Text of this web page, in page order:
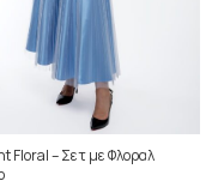
Floral – Σετ με Φλοραλ